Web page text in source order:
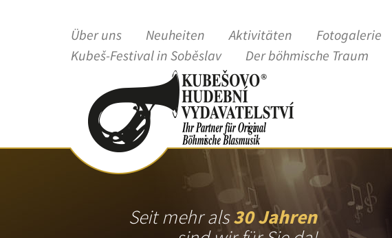
Über uns Neuheiten Aktivitäten Fotogalerie
Kubeš-Festival in Soběslav
Der böhmische Traum
Seit mehr als30 Jahren